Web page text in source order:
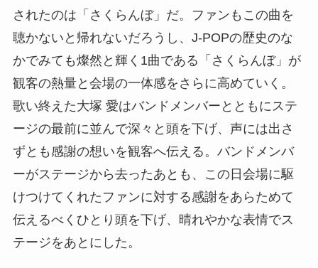
されたのは「さくらんぼ」だ。ファンもこの曲を
聴かないと帰れないだろうし、J-POPの歴史のな
かでみても燦然と輝く1曲である「さくらんぼ」が
観客の熱量と会場の一体感をさらに高めていく。
歌い終えた大塚 愛はバンドメンバーとともにステ
ージの最前に並んで深々と頭を下げ、声には出さ
ずとも感謝の想いを観客へ伝える。バンドメンバ
ーがステージから去ったあとも、この日会場に駆
けつけてくれたファンに対する感謝をあらためて
伝えるべくひとり頭を下げ、晴れやかな表情でス
テージをあとにした。